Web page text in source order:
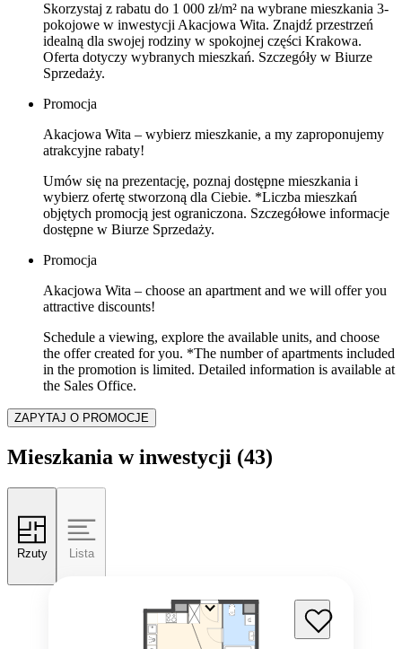
Skorzystaj z rabatu do 1 000 zł/m² na wybrane mieszkania 3-
pokojowe w inwestycji Akacjowa Wita. Znajdź przestrzeń
idealną dla swojej rodziny w spokojnej części Krakowa.
Oferta dotyczy wybranych mieszkań. Szczegóły w Biurze
Sprzedaży.
Promocja
Akacjowa Wita – wybierz mieszkanie, a my zaproponujemy
atrakcyjne rabaty!
Umów się na prezentację, poznaj dostępne mieszkania i
wybierz ofertę stworzoną dla Ciebie. *Liczba mieszkań
objętych promocją jest ograniczona. Szczegółowe informacje
dostępne w Biurze Sprzedaży.
Promocja
Akacjowa Wita – choose an apartment and we will offer you
attractive discounts!
Schedule a viewing, explore the available units, and choose
the offer created for you. *The number of apartments included
in the promotion is limited. Detailed information is available at
the Sales Office.
ZAPYTAJ O PROMOCJE
Mieszkania w inwestycji (43)
Rzuty Lista